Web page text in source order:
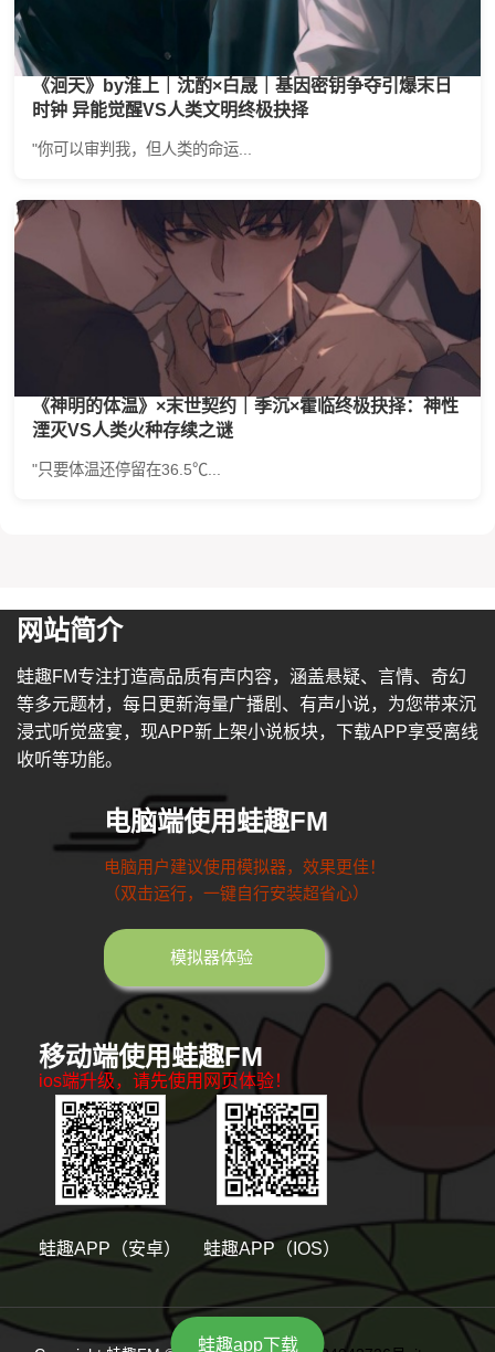
《洄天》by淮上｜沈酌×白晟｜基因密钥争夺引爆末日
时钟 异能觉醒VS人类文明终极抉择
"你可以审判我，但人类的命运...
《神明的体温》×末世契约｜季沉×霍临终极抉择：神性
湮灭VS人类火种存续之谜
"只要体温还停留在36.5℃...
网站简介
蛙趣FM专注打造高品质有声内容，涵盖悬疑、言情、奇幻
等多元题材，每日更新海量广播剧、有声小说，为您带来沉
浸式听觉盛宴，现APP新上架小说板块，下载APP享受离线
收听等功能。
电脑端使用蛙趣FM
电脑用户建议使用模拟器，效果更佳！
（双击运行，一键自行安装超省心）
模拟器体验
移动端使用蛙趣FM
ios端升级，请先使用网页体验！
蛙趣APP（安卓） 蛙趣APP（IOS）
蛙趣app下载